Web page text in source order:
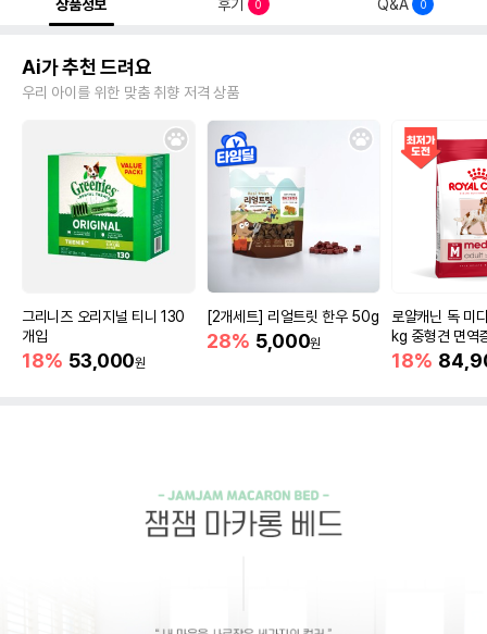
상품정보 후기 0 Q&A 0
Ai가 추천 드려요
우리 아이를 위한 맞춤 취향 저격 상품
그리니즈 오리지널 티니 130
개입
18% 53,000원
[2개세트] 리얼트릿 한우 50g
28% 5,000원
로얄캐닌 독 미
kg 중형견 면역
18%